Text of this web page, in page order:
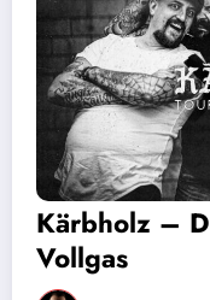
Kärbholz –
Vollgas